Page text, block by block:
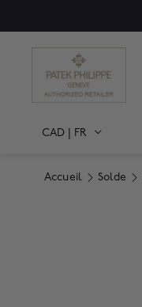
CAD | FR
Accueil Solde